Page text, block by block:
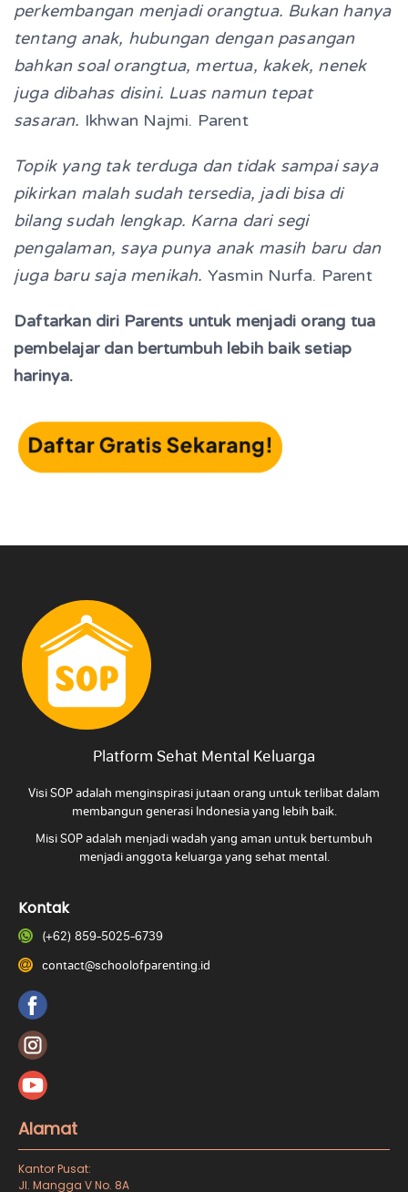
perkembangan menjadi orangtua. Bukan hanya
tentang anak, hubungan dengan pasangan
bahkan soal orangtua, mertua, kakek, nenek
juga dibahas disini. Luas namun tepat
sasaran. Ikhwan Najmi. Parent
Topik yang tak terduga dan tidak sampai saya
pikirkan malah sudah tersedia, jadi bisa di
bilang sudah lengkap. Karna dari segi
pengalaman, saya punya anak masih baru dan
juga baru saja menikah. Yasmin Nurfa. Parent
Daftarkan diri Parents untuk menjadi orang tua
pembelajar dan bertumbuh lebih baik setiap
harinya.
Platform Sehat Mental Keluarga
Visi SOP adalah menginspirasi jutaan orang untuk terlibat dalam
membangun generasi Indonesia yang lebih baik.
Misi SOP adalah menjadi wadah yang aman untuk bertumbuh
menjadi anggota keluarga yangsehat mental.
Kontak
(+62) 859-5025-6739
contact@schoolofparenting.id
Alamat
Kantor Pusat:
Jl. Mangga V No. 8A